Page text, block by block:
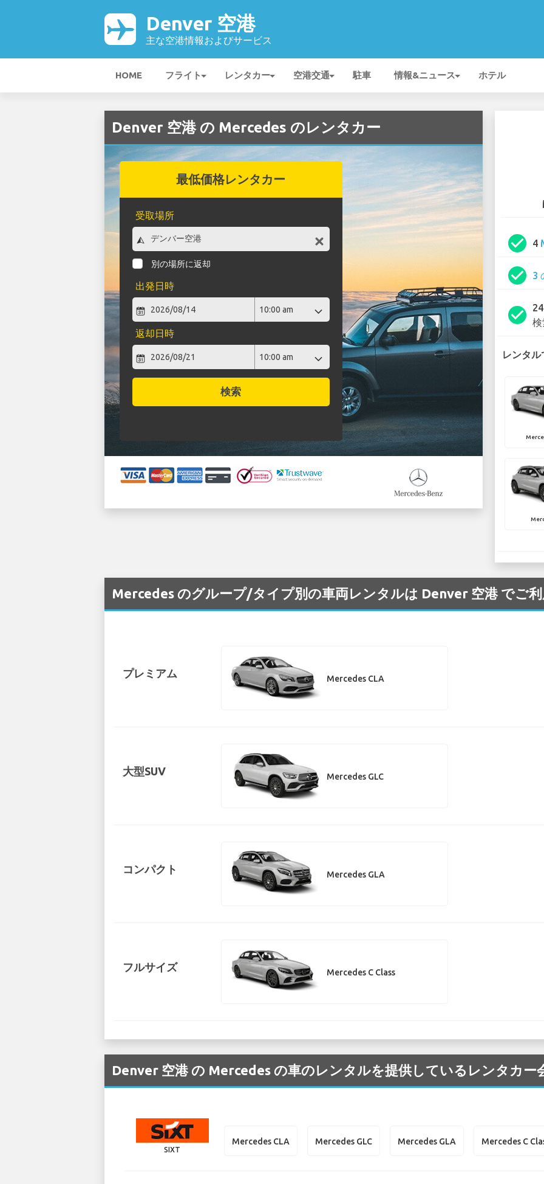
Denver 空港
主な空港情報およびサービス
HOME フライト レンタカー 空港交通 駐車 情報&ニュース ホテル
Denver 空港 の Mercedes のレンタカー
最低価格レンタカー
受取場所
別の場所に返却
出発日時
返却日時
検索
check_circle 4
check_circle 3
check_circle
レンタ
Mercedes のグループ/タイプ別の車両レンタルは Denver 空港 でご
プレミアム Mercedes CLA
大型SUV Mercedes GLC
コンパクト Mercedes GLA
フルサイズ Mercedes C Class
Denver 空港 の Mercedes の車のレンタルを提供しているレンタカー
SIXT
Mercedes CLA Mercedes GLC Mercedes GLA Mercedes C